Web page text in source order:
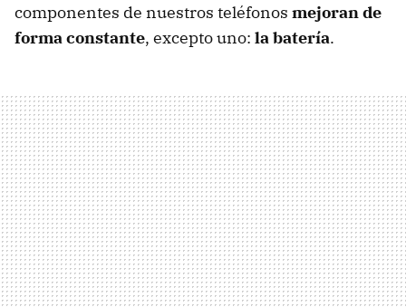
componentes de nuestros teléfonos mejoran de
forma constante, excepto uno: la batería.